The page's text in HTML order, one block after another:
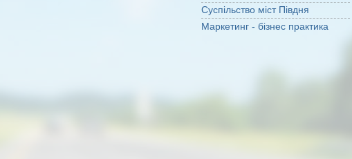
Суспільство міст Півдня
Маркетинг - бізнес практика